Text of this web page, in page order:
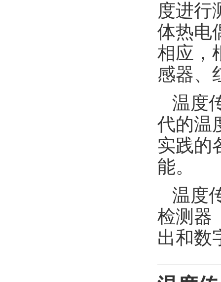
度进行
体热电
相应，
感器、
温度
代的温
实践的
能。
温度
检测器
出和数